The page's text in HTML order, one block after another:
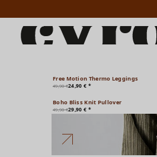
Free Motion Thermo Leggings
49,90 €24,90 € *
Boho Bliss Knit Pullover
49,90 €29,90 € *